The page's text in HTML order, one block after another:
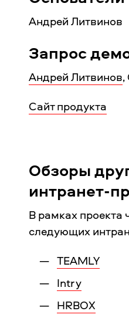
Андрей Литвинов
Запрос
Андрей Литвинов,
Сайт продукта
Обзоры
интранет-
В рамках проекта
следующих
TEAMLY
Intry
HRBOX